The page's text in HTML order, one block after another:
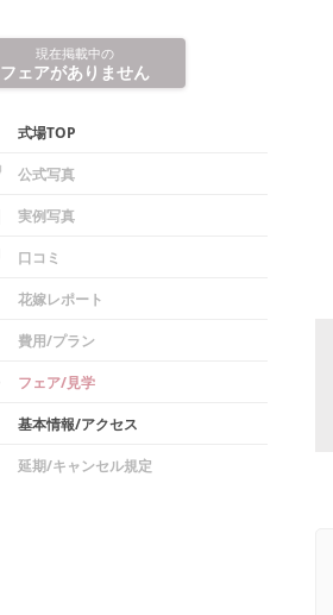
現在掲載中の
フェアがありません
式場TOP
公式写真
実例写真
口コミ
花嫁レポート
費用/プラン
フェア/見学
基本情報/アクセス
延期/キャンセル規定